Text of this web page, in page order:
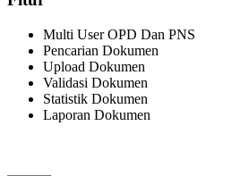
Multi User OPD Dan PNS
Pencarian Dokumen
Upload Dokumen
Validasi Dokumen
Statistik Dokumen
Laporan Dokumen